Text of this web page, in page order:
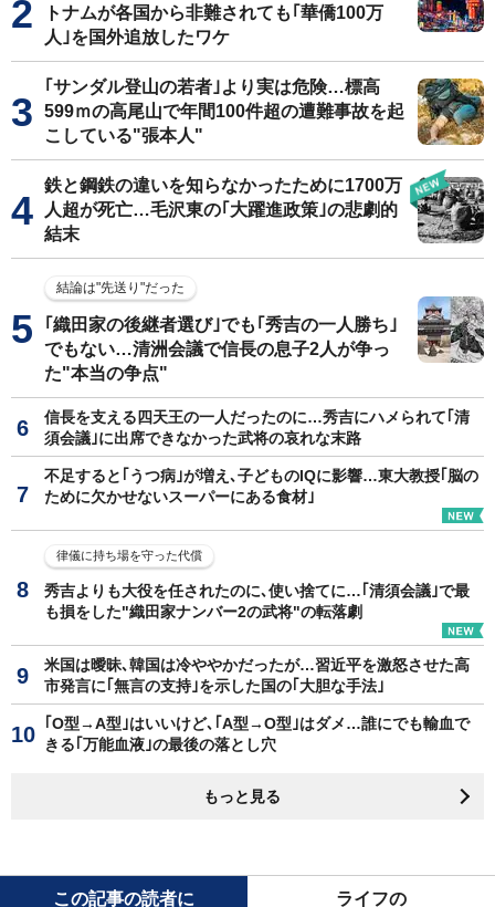
トナムが各国から非難されても｢華僑100万
人｣を国外追放したワケ
｢サンダル登山の若者｣より実は危険…標高
599ｍの高尾山で年間100件超の遭難事故を起
こしている"張本人"
鉄と鋼鉄の違いを知らなかったために1700万
人超が死亡…毛沢東の｢大躍進政策｣の悲劇的
結末
結論は"先送り"だった
｢織田家の後継者選び｣でも｢秀吉の一人勝ち｣
でもない…清洲会議で信長の息子2人が争っ
た"本当の争点"
信長を支える四天王の一人だったのに…秀吉にハメられて｢清
須会議｣に出席できなかった武将の哀れな末路
不足すると｢うつ病｣が増え､子どものIQに影響…東大教授｢脳の
ために欠かせないスーパーにある食材｣
律儀に持ち場を守った代償
秀吉よりも大役を任されたのに､使い捨てに…｢清須会議｣で最
も損をした"織田家ナンバー2の武将"の転落劇
米国は曖昧､韓国は冷ややかだったが…習近平を激怒させた高
市発言に｢無言の支持｣を示した国の｢大胆な手法｣
｢O型→A型｣はいいけど､｢A型→O型｣はダメ…誰にでも輸血で
きる｢万能血液｣の最後の落とし穴
もっと見る
この記事の読者に ライフの